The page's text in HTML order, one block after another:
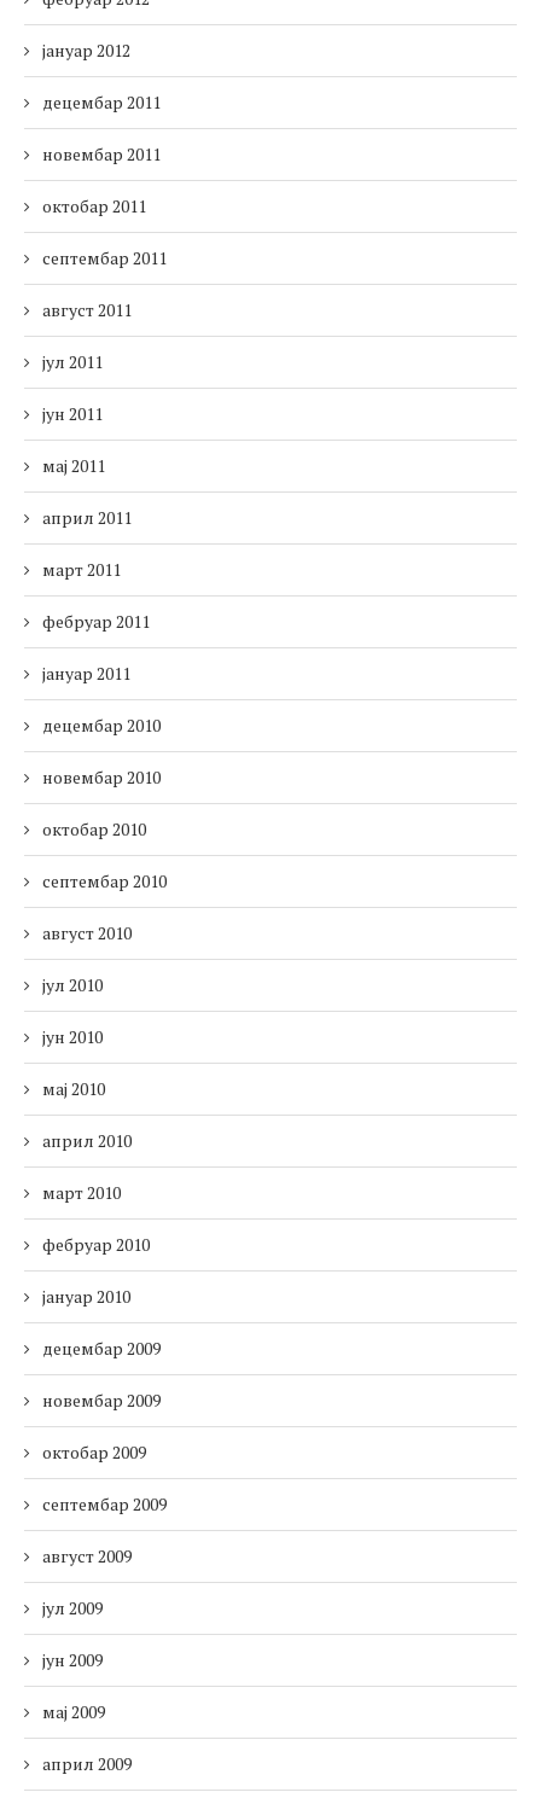
јануар 2012
децембар 2011
новембар 2011
октобар 2011
септембар 2011
август 2011
јул 2011
јун 2011
мај 2011
април 2011
март 2011
фебруар 2011
јануар 2011
децембар 2010
новембар 2010
октобар 2010
септембар 2010
август 2010
јул 2010
јун 2010
мај 2010
април 2010
март 2010
фебруар 2010
јануар 2010
децембар 2009
новембар 2009
октобар 2009
септембар 2009
август 2009
јул 2009
јун 2009
мај 2009
април 2009